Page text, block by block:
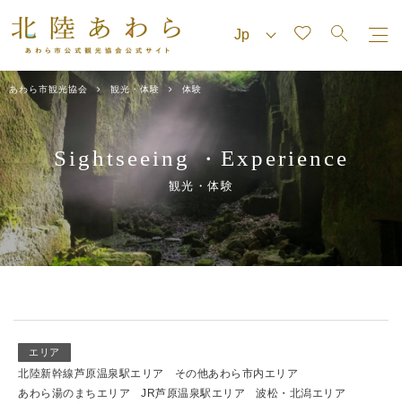
あわら市観光協会 観光・体験 体験
Sightseeing・ Experience
観光・体験
エリア
北陸新幹線芦原温泉駅エリア
その他あわら市内エリア
あわら湯のまちエリア
JR芦原温泉駅エリア
波松・北潟エリア